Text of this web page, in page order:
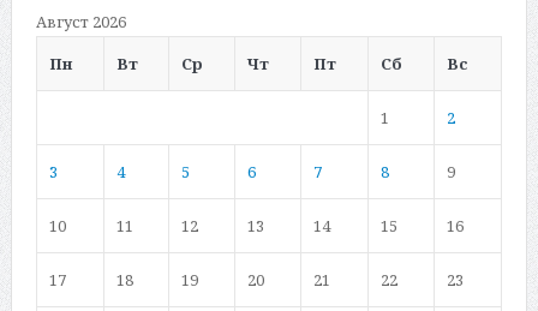
Август 2026
Пн
Вт Ср Чт Пт Сб Вс
1 2
3 4 5 6 7 8 9
10 11 12 13 14 15 16
17 18 19 20 21 22 23